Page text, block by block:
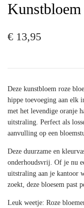
€ 13,95
Deze kunstbloem roze
hippe toevoeging aan elk
met het levendige oranje
uitstraling. Perfect als
aanvulling op een
Deze duurzame en
onderhoudsvrij. Of je nu
uitstraling aan je kantoor
zoekt, deze bloesem past
Leuk weetje: Roze